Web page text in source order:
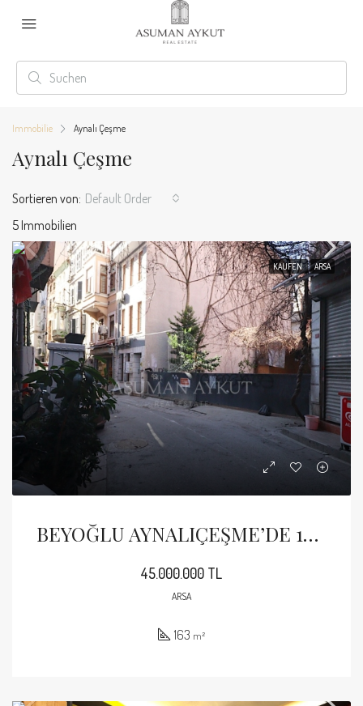
Immobilie Aynalı Çeşme
Aynalı Çeşme
5 Immobilien
Sortieren von: Default Order
KAUFEN ARSA
BEYOĞLU AYNALIÇEŞME’DE 163 M2 İMARLI ARSA
45.000.000 TL
ARSA
163 m²